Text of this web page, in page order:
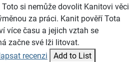
si nemůže dovolit Kanitovi věci
za práci. Kanit pověří Tota
více času a jejich vztah se
začne své lži litovat.
recenzi Add to List